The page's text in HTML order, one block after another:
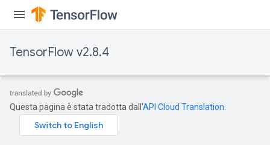
TensorFlow v2.8.4
Questa pagina è stata tradotta dall'API Cloud Translation